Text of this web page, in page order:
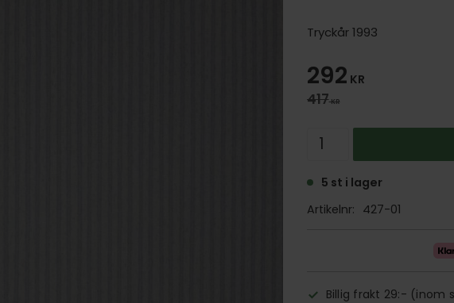
Tryckår 1993
Nedsatt pris:
292 KR
Ordinarie pris:
417KR
5 st i lager
Artikelnr
427-01
Billig frakt 29:- (inom